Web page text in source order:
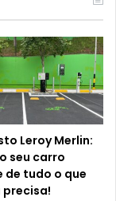
Leroy Merlin:
seu carro
de tudo o que
precisa!